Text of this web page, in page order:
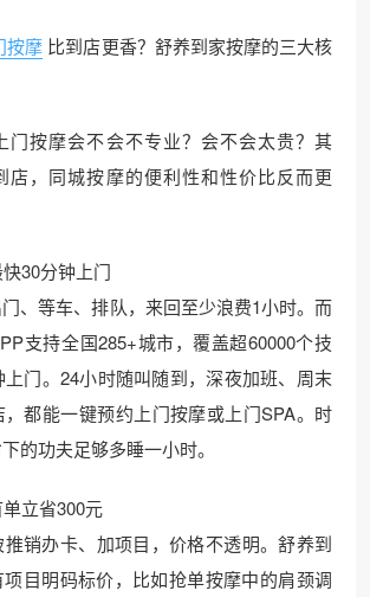
按摩 比到店更香？舒养到家按摩的三大核
门按摩会不会不专业？会不会太贵？其
店，同城按摩的便利性和性价比反而更
30分钟上门
、等车、排队，来回至少浪费1小时。而
支持全国285+城市，覆盖超60000个技
上门。24小时随叫随到，深夜加班、周末
都能一键预约上门按摩或上门SPA。时
的功夫足够多睡一小时。
立省300元
销办卡、加项目，价格不透明。舒养到
目明码标价，比如抢单按摩中的肩颈调